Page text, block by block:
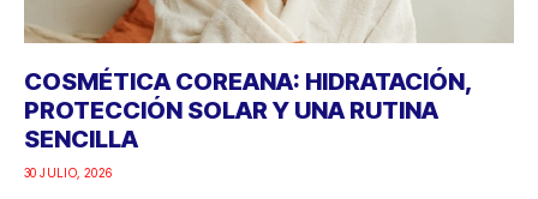
COSMÉTICA COREANA: HIDRATACIÓN,
PROTECCIÓN SOLAR Y UNA RUTINA
SENCILLA
30 JULIO, 2026